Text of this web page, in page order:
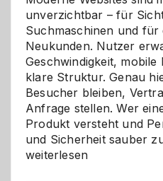
unverzichtbar – für
Suchmaschinen und für
Neukunden. Nutzer
Geschwindigkeit,
klare Struktur. Genau
Besucher bleiben,
Anfrage stellen. Wer
Produkt versteht und
und Sicherheit sauber
weiterlesen